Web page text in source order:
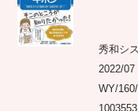
秀和シ
2022/07
WY/
1003553